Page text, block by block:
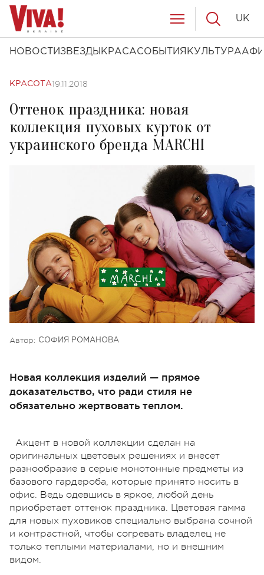
НОВОСТИ ЗВЕЗДЫ КРАСАСОБЫТИЯ КУЛЬТУРА
UK
КРАСОТА19.11.2018
Оттенок праздника: новая
коллекция пуховых курток от
украинского бренда MARCHI
Автор: СОФИЯ РОМАНОВА
Новая коллекция изделий — прямое
доказательство, что ради стиля не
обязательно жертвовать теплом.
Акцент в новой коллекции сделан на
оригинальных цветовых решениях и внесет
разнообразие в серые монотонные предметы из
базового гардероба, которые принято носить в
офис. Ведь одевшись в яркое, любой день
приобретает оттенок праздника. Цветовая гамма
для новых пуховиков специально выбрана сочной
и контрастной, чтобы согревать владелец не
только теплыми материалами, но и внешним
видом.